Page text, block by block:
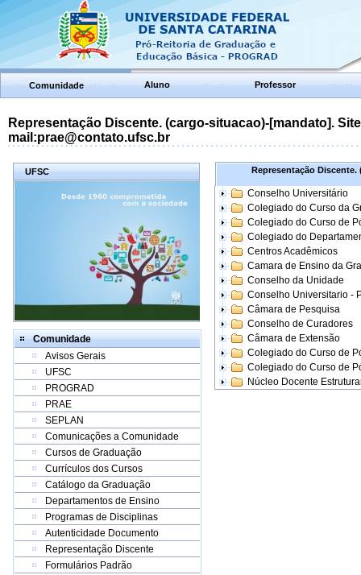
Comunidade Aluno Professor
Representação Discente. (cargo-situacao)-[mandato].
mail:prae@contato.ufsc.br
UFSC
Comunidade
Avisos Gerais
UFSC
PROGRAD
PRAE
SEPLAN
Comunicações a Comunidade
Cursos de Graduação
Currículos dos Cursos
Catálogo da Graduação
Departamentos de Ensino
Programas de Disciplinas
Autenticidade Documento
Representação Discente
Formulários Padrão
Representação Discente.
Conselho Universitário
Colegiado do Curso da
Colegiado do Curso de
Colegiado do
Centros Acadêmicos
Camara de Ensino da
Conselho da Unidade
Conselho Universitario -
Câmara de Pesquisa
Conselho de Curadores
Câmara de Extensão
Colegiado do Curso de
Colegiado do Curso de
Núcleo Docente